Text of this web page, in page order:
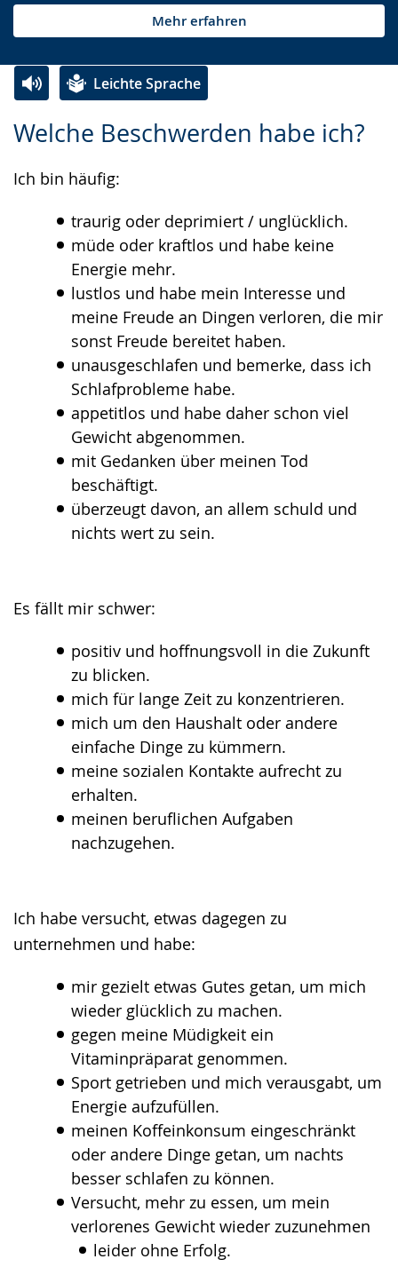
Mehr erfahren
Welche Beschwerden habe ich?
Ich bin häufig:
traurig oder deprimiert / unglücklich.
müde oder kraftlos und habe keine
Energie mehr.
lustlos und habe mein Interesse und
meine Freude an Dingen verloren, die mir
sonst Freude bereitet haben.
unausgeschlafen und bemerke, dass ich
Schlafprobleme habe.
appetitlos und habe daher schon viel
Gewicht abgenommen.
mit Gedanken über meinen Tod
beschäftigt.
überzeugt davon, an allem schuld und
nichts wert zu sein.
Es fällt mir schwer:
positiv und hoffnungsvoll in die Zukunft
zu blicken.
mich für lange Zeit zu konzentrieren.
mich um den Haushalt oder andere
einfache Dinge zu kümmern.
meine sozialen Kontakte aufrecht zu
erhalten.
meinen beruflichen Aufgaben
nachzugehen.
Ich habe versucht, etwas dagegen zu
unternehmen und habe:
mir gezielt etwas Gutes getan, um mich
wieder glücklich zu machen.
gegen meine Müdigkeit ein
Vitaminpräparat genommen.
Sport getrieben und mich verausgabt, um
Energie aufzufüllen.
meinen Koffeinkonsum eingeschränkt
oder andere Dinge getan, um nachts
besser schlafen zu können.
Versucht, mehr zu essen, um mein
verlorenes Gewicht wieder zuzunehmen
leider ohne Erfolg.
Leichte Sprache
Leichten
wechseln.
Audio-
Video
Deutscher
Gebärdensprache
angezeigt.